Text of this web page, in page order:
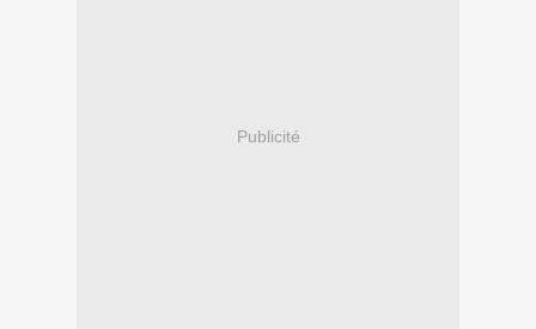
Publicité